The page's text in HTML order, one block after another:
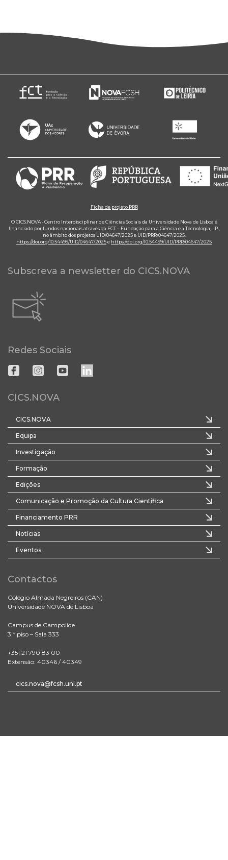
Ficha de projeto PRR
O CICS.NOVA - Centro Interdisciplinar de Ciências Sociais da Universidade Nova de Lisboa é
financiado por fundos nacionais através da FCT – Fundação para a Ciência e a Tecnologia, I.P.,
no âmbito dos projetos UID/04647/2025 e UID/PRR/04647/2025.
https://doi.org/10.54499/UID/04647/2025e https://doi.org/10.54499/UID/PRR/04647/2025
Subscreva a newsletter do CICS.NOVA
Redes Sociais
CICS.NOVA
CICS.NOVA
Equipa
Investigação
Formação
Edições
Comunicação e Promoção da Cultura Científica
Financiamento PRR
Notícias
Eventos
Contactos
Colégio Almada Negreiros (CAN)
Universidade NOVA de Lisboa
Campus de Campolide
3.º piso – Sala 333
+351 21 790 83 00
Extensão: 40346 / 40349
cics.nova@fcsh.unl.pt